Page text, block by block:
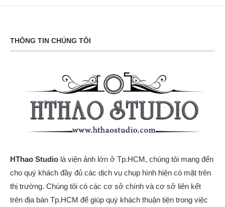
THÔNG TIN CHÚNG TÔI
HThao Studio là viện ảnh lớn ở Tp.HCM, chúng tôi mang đến
cho quý khách đầy đủ các dịch vụ chụp hình hiện có mặt trên
thị trường. Chúng tôi có các cơ sở chính và cơ sở liên kết
trên địa bàn Tp.HCM để giúp quý khách thuận tiện trong việc